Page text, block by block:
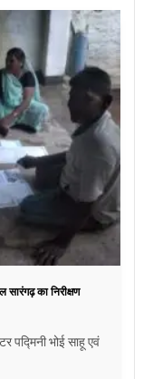
का निरीक्षण
भोई साहू एवं